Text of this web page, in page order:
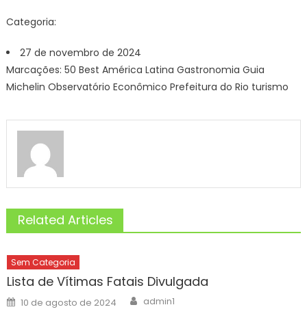
Categoria:
27 de novembro de 2024
Marcações: 50 Best América Latina Gastronomia Guia
Michelin Observatório Econômico Prefeitura do Rio turismo
Related Articles
Sem Categoria
Lista de Vítimas Fatais Divulgada
Posted
on
10 de agosto de 2024 Author
admin1